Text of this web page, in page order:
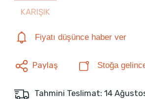
KARIŞIK
Fiyatı düşünce haber ver
Paylaş Stoğa
Tahmini Teslimat: 14